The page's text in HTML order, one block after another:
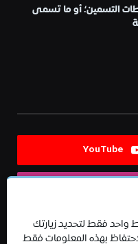
التسمين؛ أو ما تسمى
YouTube
واحد فقط لتحديد زيارتك
بهذه المعلومات فقط